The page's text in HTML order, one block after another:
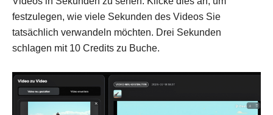
festzulegen, wie viele Sekunden des Videos Sie
tatsächlich verwandeln möchten. Drei Sekunden
schlagen mit 10 Credits zu Buche.